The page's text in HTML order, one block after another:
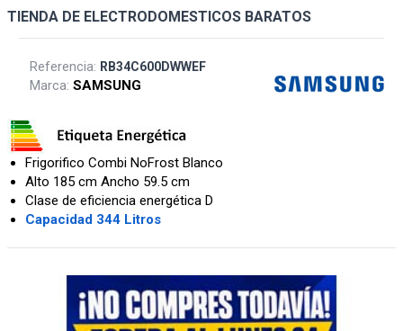
TIENDA DE ELECTRODOMESTICOS BARATOS
Referencia: RB34C600DWWEF
Marca:SAMSUNG
Frigorifico Combi NoFrost Blanco
Alto 185 cm Ancho 59.5 cm
Clase de eficiencia energética D
Capacidad 344 Litros